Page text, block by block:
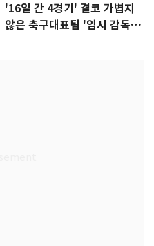
'16일 간 4경기' 결코 가볍지
않은 축구대표팀 '임시 감독'